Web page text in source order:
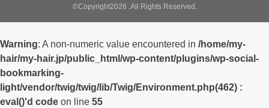
©Copyright2026 .All Rights Reserved.
Warning: A non-numeric value encountered in /home/my-
hair/my-hair.jp/public_html/wp-content/plugins/wp-social-
bookmarking-
light/vendor/twig/twig/lib/Twig/Environment.php(462) :
eval()'d code on line 55